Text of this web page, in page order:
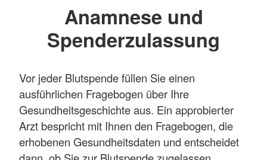
Anamnese und
Spenderzulassung
Vor jeder Blutspende füllen Sie einen
ausführlichen Fragebogen über Ihre
Gesundheitsgeschichte aus. Ein approbierter
Arzt bespricht mit Ihnen den Fragebogen, die
erhobenen Gesundheitsdaten und entscheidet